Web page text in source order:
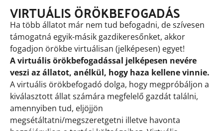
VIRTUÁLIS ÖRÖKBEFOGADÁS
Ha több állatot már nem tud befogadni, de szívesen
támogatná egyik-másik gazdikeresőnket, akkor
fogadjon örökbe virtuálisan (jelképesen) egyet!
A virtuális örökbefogadással jelképesen nevére
veszi az állatot, anélkül, hogy haza kellene vinnie.
A virtuális örökbefogadó dolga, hogy megpróbáljon a
kiválasztott állat számára megfelelő gazdát találni,
amennyiben tud, eljöjjön
megsétáltatni/megszeretgetni illetve havonta